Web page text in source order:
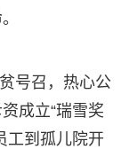
号召，热心公
成立“瑞雪奖
工到孤儿院开